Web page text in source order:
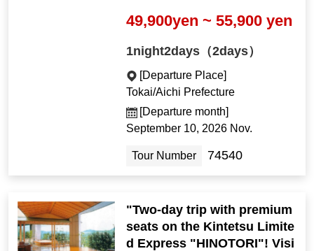
49,900yen ~ 55,900 yen
1night2days（2days）
[Departure Place]
Tokai/Aichi Prefecture
[Departure month]
September 10, 2026 Nov.
Tour Number 74540
"Two-day trip with premium
seats on the Kintetsu Limite
d Express "HINOTORI"! Visi